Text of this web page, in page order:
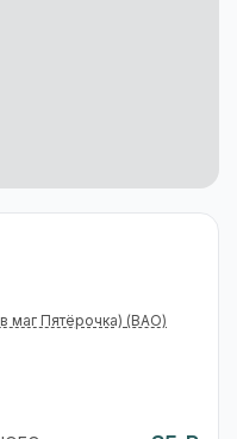
маг Пятёрочка) (ВАО)